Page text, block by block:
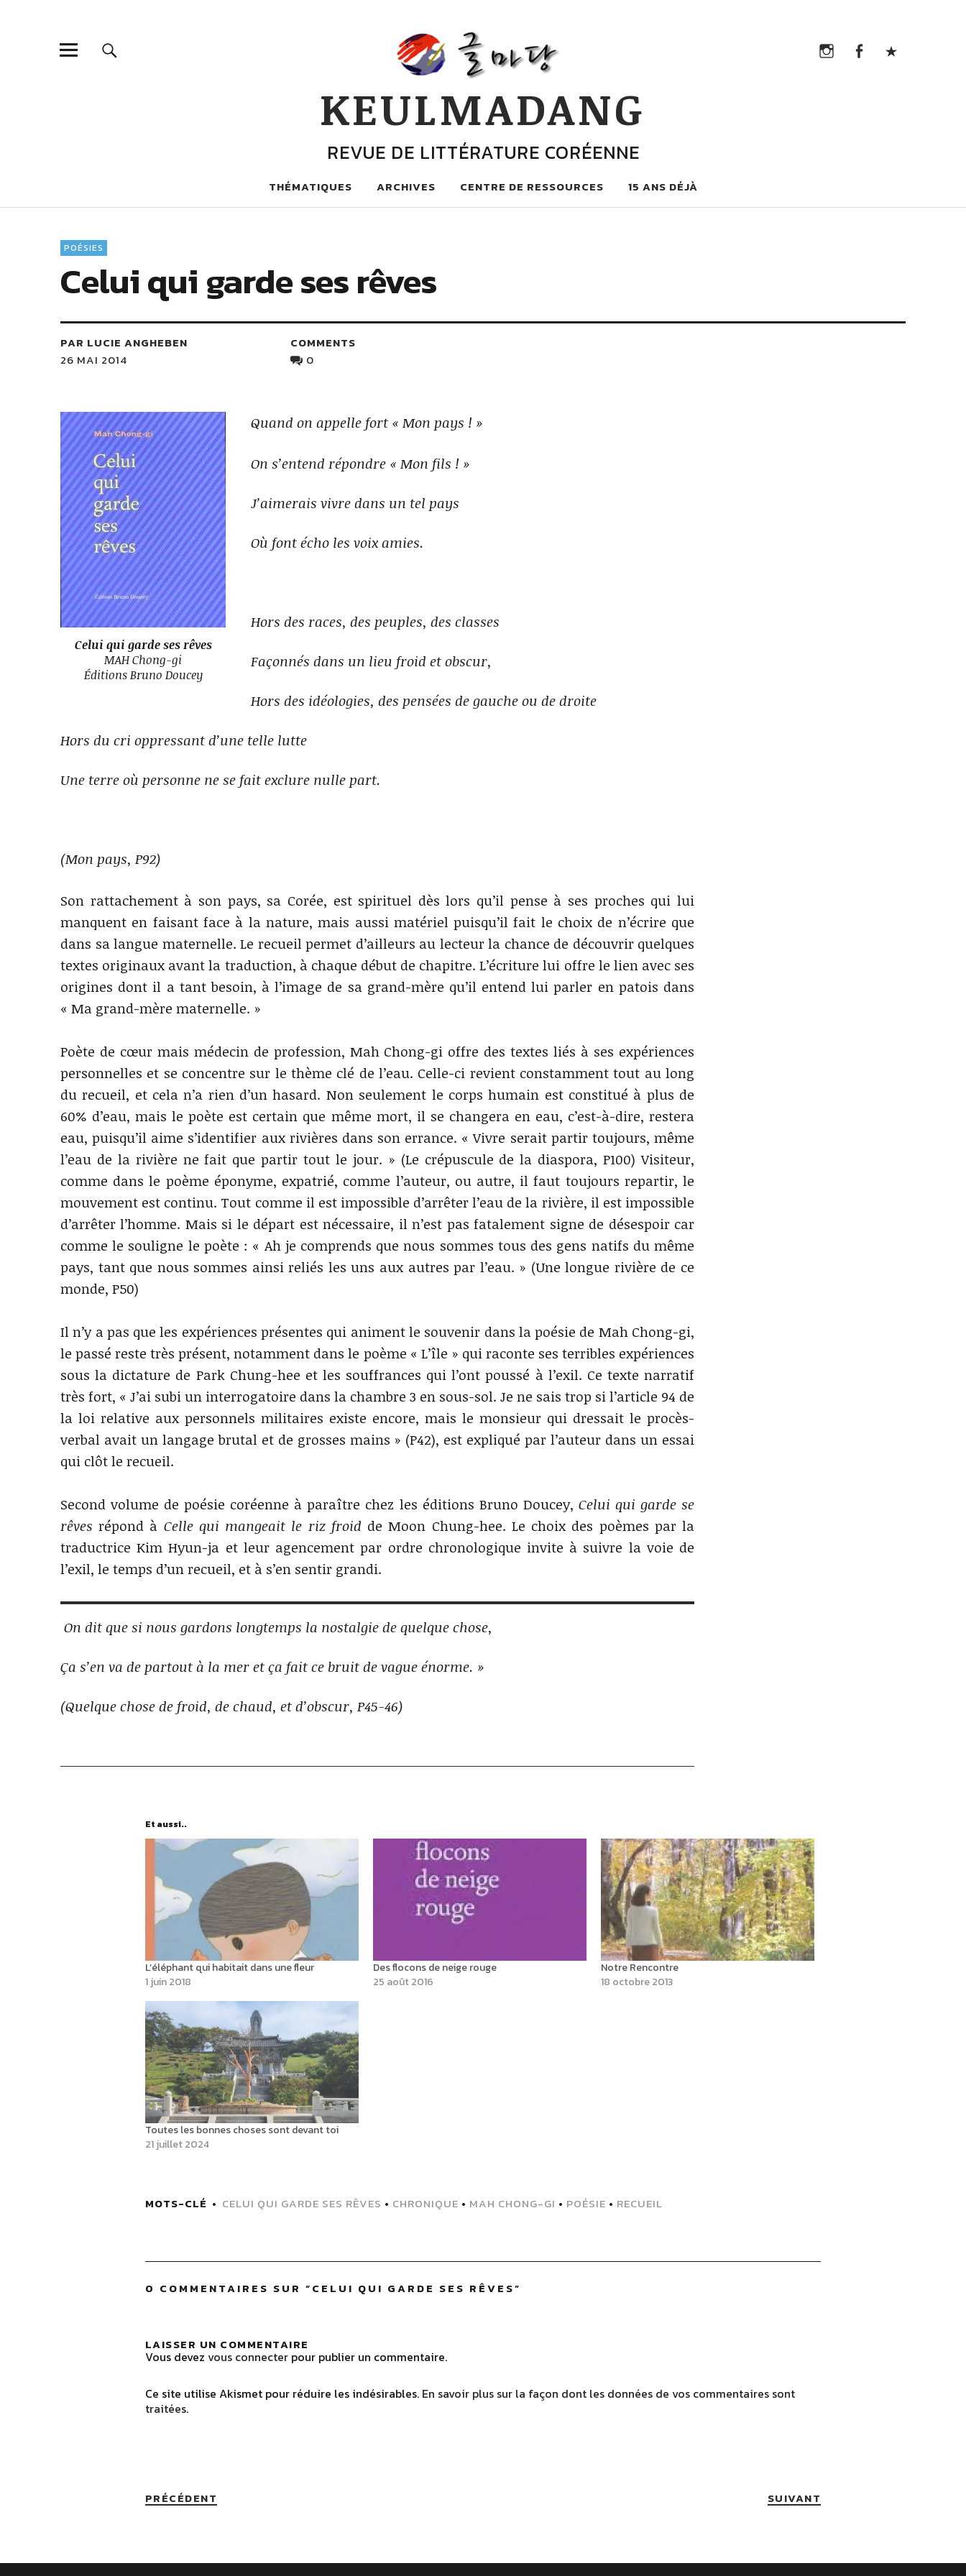
KEULMADANG
REVUE DE LITTÉRATURE CORÉENNE
THÉMATIQUES ARCHIVES CENTRE DE RESSOURCES 15 ANS DÉJÀ
POÉSIES
Celui qui garde ses rêves
PAR LUCIE ANGHEBEN
26 MAI 2014
COMMENTS
0
Celui qui garde ses rêves
MAH Chong-gi
Éditions Bruno Doucey
Quand on appelle fort « Mon pays ! »
On s’entend répondre « Mon fils ! »
J’aimerais vivre dans un tel pays
Où font écho les voix amies.
Hors des races, des peuples, des classes
Façonnés dans un lieu froid et obscur,
Hors des idéologies, des pensées de gauche ou de droite
Hors du cri oppressant d’une telle lutte
Une terre où personne ne se fait exclure nulle part.
(Mon pays, P92)
Son rattachement à son pays, sa Corée, est spirituel dès lors qu’il pense à ses proches qui lui
manquent en faisant face à la nature, mais aussi matériel puisqu’il fait le choix de n’écrire que
dans sa langue maternelle. Le recueil permet d’ailleurs au lecteur la chance de découvrir quelques
textes originaux avant la traduction, à chaque début de chapitre. L’écriture lui offre le lien avec ses
origines dont il a tant besoin, à l’image de sa grand-mère qu’il entend lui parler en patois dans
« Ma grand-mère maternelle. »
Poète de cœur mais médecin de profession, Mah Chong-gi offre des textes liés à ses expériences
personnelles et se concentre sur le thème clé de l’eau. Celle-ci revient constamment tout au long
du recueil, et cela n’a rien d’un hasard. Non seulement le corps humain est constitué à plus de
60% d’eau, mais le poète est certain que même mort, il se changera en eau, c’est-à-dire, restera
eau, puisqu’il aime s’identifier aux rivières dans son errance. « Vivre serait partir toujours, même
l’eau de la rivière ne fait que partir tout le jour. » (Le crépuscule de la diaspora, P100) Visiteur,
comme dans le poème éponyme, expatrié, comme l’auteur, ou autre, il faut toujours repartir, le
mouvement est continu. Tout comme il est impossible d’arrêter l’eau de la rivière, il est impossible
d’arrêter l’homme. Mais si le départ est nécessaire, il n’est pas fatalement signe de désespoir car
comme le souligne le poète : « Ah je comprends que nous sommes tous des gens natifs du même
pays, tant que nous sommes ainsi reliés les uns aux autres par l’eau. » (Une longue rivière de ce
monde, P50)
Il n’y a pas que les expériences présentes qui animent le souvenir dans la poésie de Mah Chong-gi,
le passé reste très présent, notamment dans le poème « L’île » qui raconte ses terribles expériences
sous la dictature de Park Chung-hee et les souffrances qui l’ont poussé à l’exil. Ce texte narratif
très fort, « J’ai subi un interrogatoire dans la chambre 3 en sous-sol. Je ne sais trop si l’article 94 de
la loi relative aux personnels militaires existe encore, mais le monsieur qui dressait le procès-
verbal avait un langage brutal et de grosses mains » (P42), est expliqué par l’auteur dans un essai
qui clôt le recueil.
Second volume de poésie coréenne à paraître chez les éditions Bruno Doucey, Celui qui garde se
rêves répond à Celle qui mangeait le riz froid de Moon Chung-hee. Le choix des poèmes par la
traductrice Kim Hyun-ja et leur agencement par ordre chronologique invite à suivre la voie de
l’exil, le temps d’un recueil, et à s’en sentir grandi.
On dit que si nous gardons longtemps la nostalgie de quelque chose,
Ça s’en va de partout à la mer et ça fait ce bruit de vague énorme. »
(Quelque chose de froid, de chaud, et d’obscur, P45-46)
Et aussi..
L’éléphant qui habitait dans une fleur
1 juin 2018
Des flocons de neige rouge
25 août 2016
Notre Rencontre
18 octobre 2013
Toutes les bonnes choses sont devant toi
21 juillet 2024
MOTS-CLÉ CELUI QUI GARDE SES RÊVES • CHRONIQUE • MAH CHONG-GI • POÉSIE • RECUEIL
0 COMMENTAIRES SUR “CELUI QUI GARDE SES RÊVES”
LAISSER UN COMMENTAIRE
Vous devez vous connecterpour publier un commentaire.
Ce site utilise Akismet pour réduire les indésirables. En savoir plus sur la façon dont les données de vos commentaires sont
traitées.
PRÉCÉDENT SUIVANT